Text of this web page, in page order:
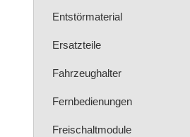
Entstörmaterial
Ersatzteile
Fahrzeughalter
Fernbedienungen
Freischaltmodule